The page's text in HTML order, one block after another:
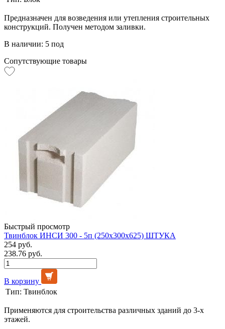
Предназначен для возведения или утепления строительных
конструкций. Получен методом заливки.
В наличии: 5 под
Сопутствующие товары
Быстрый просмотр
Твинблок ИНСИ 300 - 5п (250х300х625) ШТУКА
254 руб.
238.76 руб.
В корзину
Тип: Твинблок
Применяются для строительства различных зданий до 3-х
этажей.